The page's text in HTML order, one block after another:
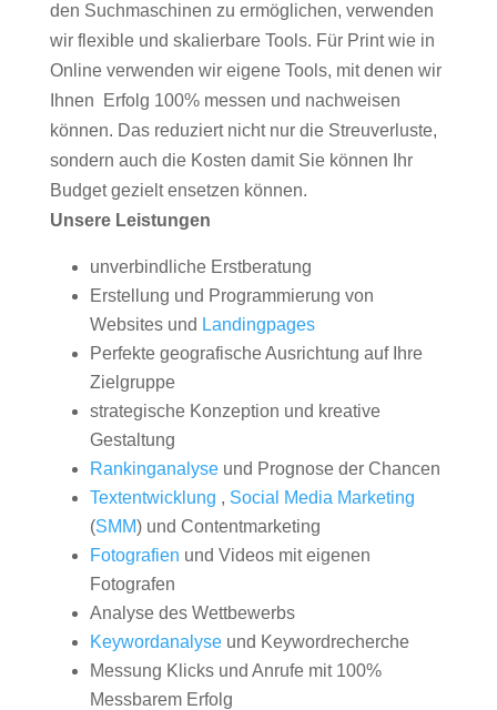
den Suchmaschinen zu ermöglichen, verwenden
wir flexible und skalierbare Tools. Für Print wie in
Online verwenden wir eigene Tools, mit denen wir
Ihnen Erfolg 100% messen und nachweisen
können. Das reduziert nicht nur die Streuverluste,
sondern auch die Kosten damit Sie können Ihr
Budget gezielt ensetzen können.
Unsere Leistungen
unverbindliche Erstberatung
Erstellung und Programmierung von
Websites und Landingpages
Perfekte geografische Ausrichtung auf Ihre
Zielgruppe
strategische Konzeption und kreative
Gestaltung
Rankinganalyseund Prognose der Chancen
Textentwicklung , Social Media Marketing
(SMM) und Contentmarketing
Fotografien und Videos mit eigenen
Fotografen
Analyse des Wettbewerbs
Keywordanalyseund Keywordrecherche
Messung Klicks und Anrufe mit 100%
Messbarem Erfolg